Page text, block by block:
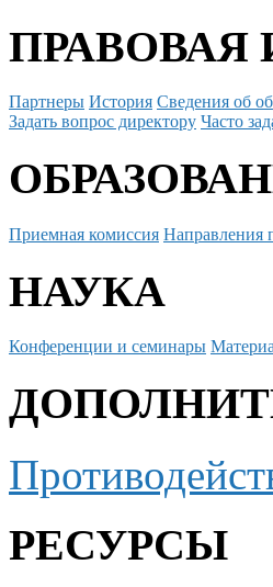
Партнеры История Сведения об
Задать вопрос директору Часто
Приемная комиссия Направления
НАУКА
Конференции и семинары
РЕСУРСЫ